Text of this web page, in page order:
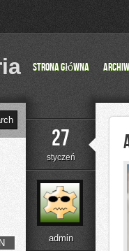
Strona główna
27
styczeń
admin
N